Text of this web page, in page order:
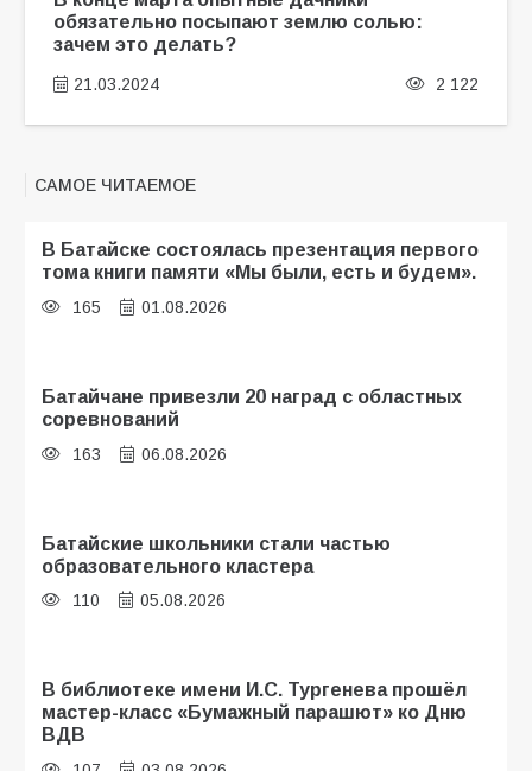
обязательно посыпают землю солью:
зачем это делать?
21.03.2024 2 122
САМОЕ ЧИТАЕМОЕ
В Батайске состоялась презентация первого
тома книги памяти «Мы были, есть и будем».
165 01.08.2026
Батайчане привезли 20 наград с областных
соревнований
163 06.08.2026
Батайские школьники стали частью
образовательного кластера
110 05.08.2026
В библиотеке имени И.С. Тургенева прошёл
мастер-класс «Бумажный парашют» ко Дню
ВДВ